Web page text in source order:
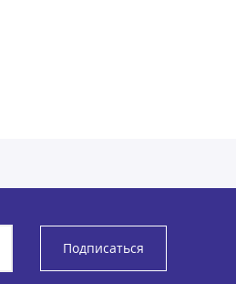
Подписаться